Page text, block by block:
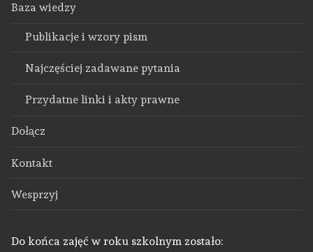
Baza wiedzy
Publikacje i wzory pism
Najczęściej zadawane pytania
Przydatne linki i akty prawne
Dołącz
Kontakt
Wesprzyj
Do końca zajęć w roku szkolnym zostało: